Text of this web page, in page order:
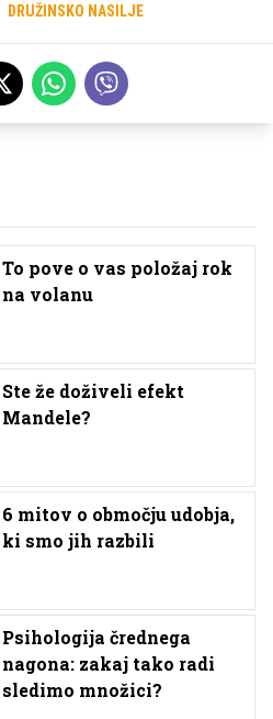
DRUŽINSKO NASILJE
To pove o vas položaj rok
na volanu
Ste že doživeli efekt
Mandele?
6 mitov o območju udobja,
ki smo jih razbili
Psihologija črednega
nagona: zakaj tako radi
sledimo množici?